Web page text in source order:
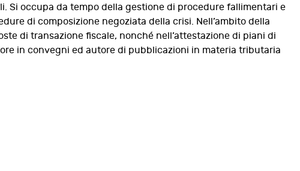
Si occupa da tempo della gestione di procedure fallimentari e
di composizione negoziata della crisi. Nell’ambito della
di transazione fiscale, nonché nell’attestazione di piani di
in convegni ed autore di pubblicazioni in materia tributaria